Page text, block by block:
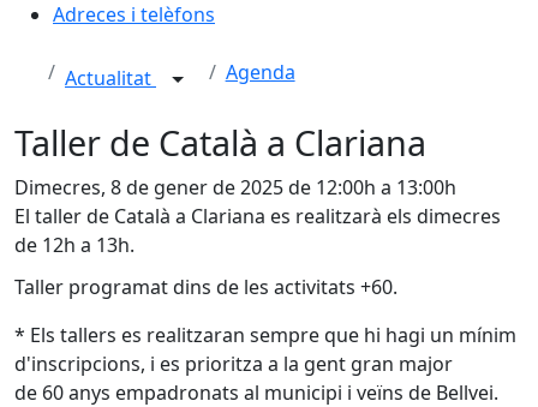
Adreces i telèfons
Actualitat Agenda
Taller de Català a Clariana
Dimecres, 8 de gener de 2025 de 12:00h a 13:00h
El taller de Català a Clariana es realitzarà els dimecres
de 12h a 13h.
Taller programat dins de les activitats +60.
* Els tallers es realitzaran sempre que hi hagi un mínim
d'inscripcions, i es prioritza a la gent gran major
de 60 anys empadronats al municipi i veïns de Bellvei.